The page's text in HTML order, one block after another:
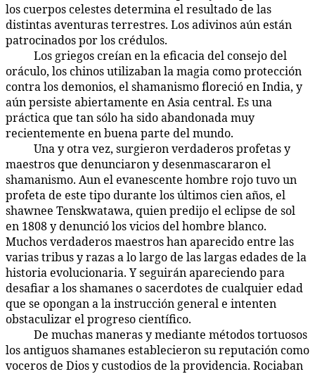
los cuerpos celestes determina el resultado de las
distintas aventuras terrestres. Los adivinos aún están
patrocinados por los crédulos.
Los griegos creían en la eficacia del consejo del
oráculo, los chinos utilizaban la magia como protección
contra los demonios, el shamanismo floreció en India, y
aún persiste abiertamente en Asia central. Es una
práctica que tan sólo ha sido abandonada muy
recientemente en buena parte del mundo.
Una y otra vez, surgieron verdaderos profetas y
maestros que denunciaron y desenmascararon el
shamanismo. Aun el evanescente hombre rojo tuvo un
profeta de este tipo durante los últimos cien años, el
shawnee Tenskwatawa, quien predijo el eclipse de sol
en 1808 y denunció los vicios del hombre blanco.
Muchos verdaderos maestros han aparecido entre las
varias tribus y razas a lo largo de las largas edades de la
historia evolucionaria. Y seguirán apareciendo para
desafiar a los shamanes o sacerdotes de cualquier edad
que se opongan a la instrucción general e intenten
obstaculizar el progreso científico.
De muchas maneras y mediante métodos tortuosos
los antiguos shamanes establecieron su reputación como
voceros de Dios y custodios de la providencia. Rociaban